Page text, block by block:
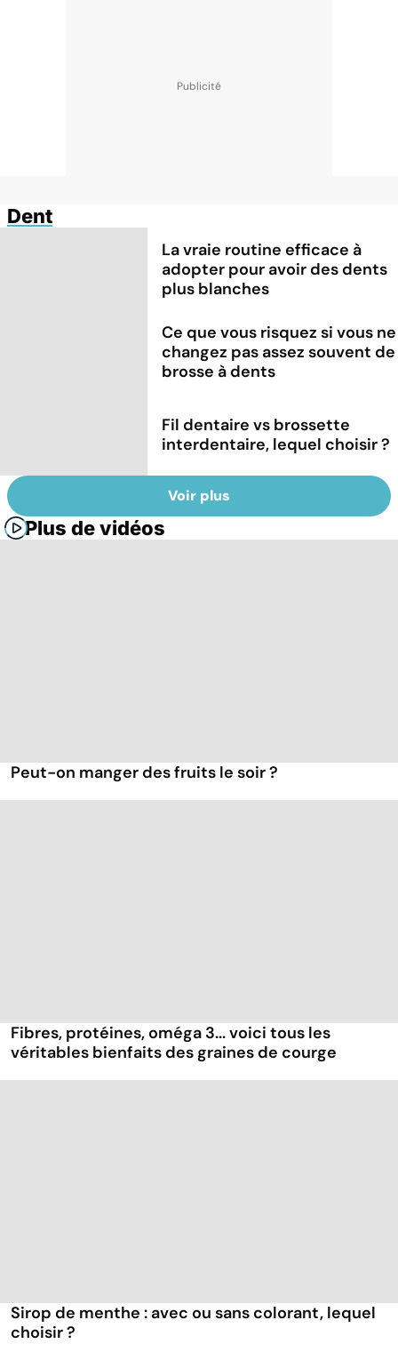
Dent
La vraie routine efficace à
adopter pour avoir des dents
plus blanches
Ce que vous risquez si vous ne
changez pas assez souvent de
brosse à dents
Fil dentaire vs brossette
interdentaire, lequel choisir ?
Voir plus
Plus de vidéos
Peut-on manger des fruits le soir ?
Fibres, protéines, oméga 3... voici tous les
véritables bienfaits des graines de courge
Sirop de menthe : avec ou sans colorant, lequel
choisir ?